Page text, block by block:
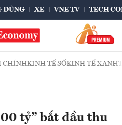
DÙNG XE VNE TV TECH
CHÍNHKINH TẾ SỐKINH TẾ XANH
tỷ” bắt đầu thu